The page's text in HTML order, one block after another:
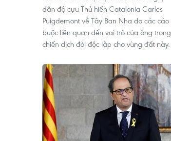
dẫn độ cựu Thủ hiến Catalonia Carles
Puigdemont về Tây Ban Nha do các cáo
buộc liên quan đến vai trò của ông trong
chiến dịch đòi độc lập cho vùng đất này.